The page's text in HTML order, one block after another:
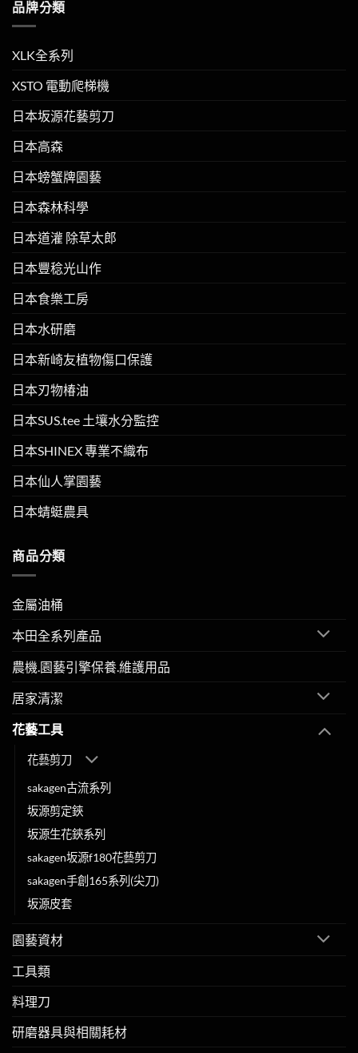
品牌分類
XLK全系列
XSTO 電動爬梯機
日本坂源花藝剪刀
日本高森
日本螃蟹牌園藝
日本森林科學
日本道灌 除草太郎
日本豐稔光山作
日本食樂工房
日本水研磨
日本新崎友植物傷口保護
日本刃物椿油
日本SUS.tee 土壤水分監控
日本SHINEX 專業不織布
日本仙人掌園藝
日本蜻蜓農具
商品分類
金屬油桶
本田全系列產品
農機.園藝引擎保養.維護用品
居家清潔
花藝工具
花藝剪刀
sakagen古流系列
坂源剪定鋏
坂源生花鋏系列
sakagen坂源f180花藝剪刀
sakagen手創165系列(尖刀)
坂源皮套
園藝資材
工具類
料理刀
研磨器具與相關耗材